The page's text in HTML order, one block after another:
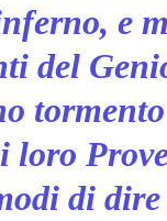
e
del
loro
di